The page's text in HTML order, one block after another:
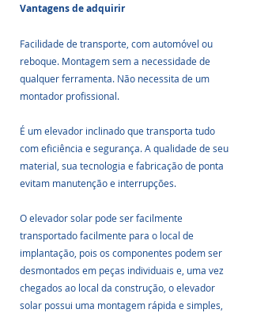
Vantagens de adquirir
Facilidade de transporte, com automóvel ou
reboque. Montagem sem a necessidade de
qualquer ferramenta. Não necessita de um
montador profissional.
É um elevador inclinado que transporta tudo
com eficiência e segurança. A qualidade de seu
material, sua tecnologia e fabricação de ponta
evitam manutenção e interrupções.
O elevador solar pode ser facilmente
transportado facilmente para o local de
implantação, pois os componentes podem ser
desmontados em peças individuais e, uma vez
chegados ao local da construção, o elevador
solar possui uma montagem rápida e simples,